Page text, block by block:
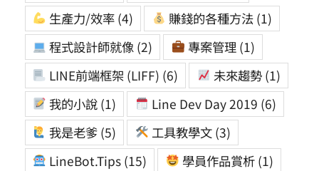
生產力/效率 (4) 賺錢的各種方法 (1)
程式設計師就像 (2) 專案管理 (1)
LINE前端框架 (LIFF) (6) 未來趨勢 (1)
我的小說 (1) Line Dev Day 2019 (6)
我是老爹 (5) 工具教學文 (3)
LineBot.Tips (15) 學員作品賞析 (1)